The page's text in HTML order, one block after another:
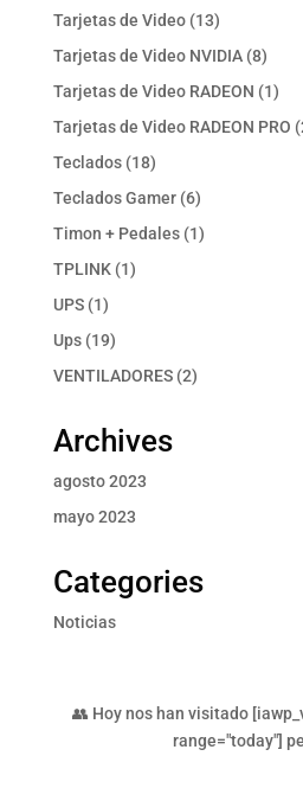
productos
Tarjetas de Video 1313
productos
Tarjetas de Video NVIDIA 88
Tarjetas de Video RADEON 11
Tarjetas de Video RADEON PRO
Teclados 1818
productos
Teclados Gamer 66
productos
Timon + Pedales 11
TPLINK 11
UPS 11
producto
Ups 1919
productos
VENTILADORES 22
Archives
agosto 2023
mayo 2023
Categories
Noticias
👥 Hoy nos han visitado
range="today"]